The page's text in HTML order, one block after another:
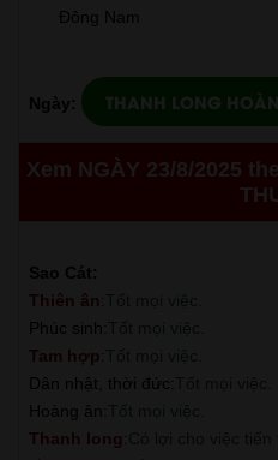
Đông Nam
Ngày: THANH LONG
Xem NGÀY 23/8/2025
Sao Cát:
Thiên ân
Phúc sinh
Tam hợp
Dân nhật, thời đức
Hoàng ân
Thanh long